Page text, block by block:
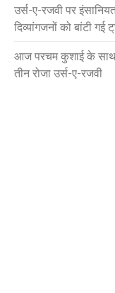
उर्स-ए-रजवी पर
दिव्यांगजनों को बांटी गई
आज परचम कुशाई के साथ
तीन रोजा उर्स-ए-रजवी